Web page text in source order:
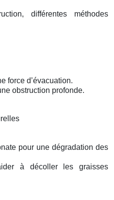
différentes méthodes
force d’évacuation.
obstruction profonde.
pour une dégradation des
à décoller les graisses